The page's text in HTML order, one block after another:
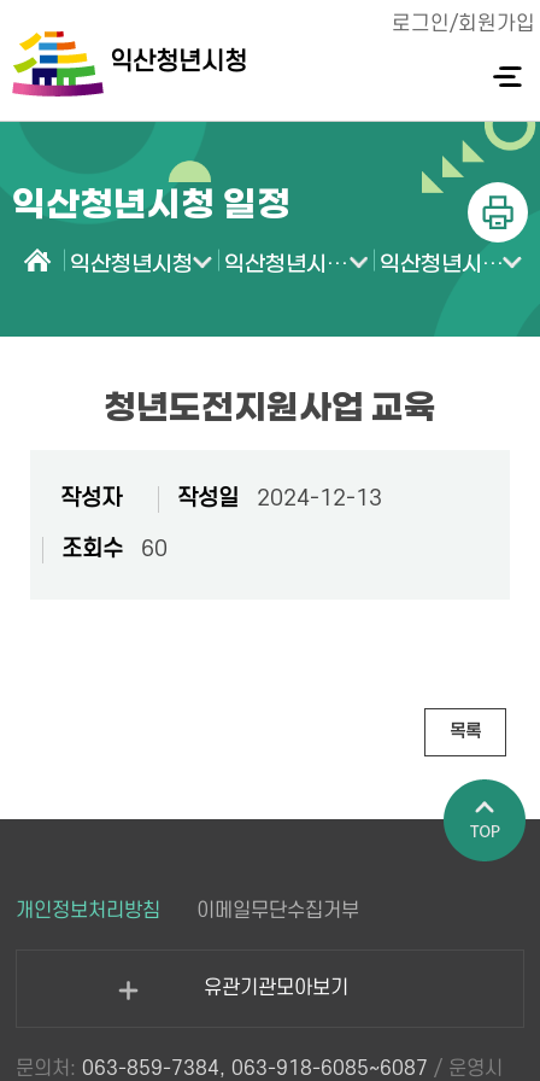
익산청년시청
로그인/회원가입
전체메
뉴 열기
익산청년시청 일정
인쇄
익산청년시청 익산청년시청 소식 익산청년시청 일정
청년도전지원사업 교육
작성자 작성일
2024-12-13
조회수
60
목록
개인정보처리방침 이메일무단수집거부
유관기관모아보기
문의처: 063-859-7384, 063-918-6085~6087 / 운영시